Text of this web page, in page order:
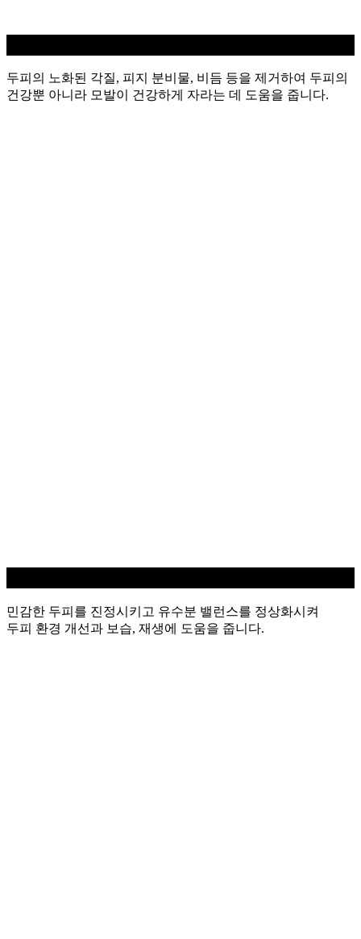
두피의 노화된 각질, 피지 분비물, 비듬 등을 제거하여 두피의
건강뿐 아니라 모발이 건강하게 자라는 데 도움을 줍니다.
민감한 두피를 진정시키고 유수분 밸런스를 정상화시켜
두피 환경 개선과 보습, 재생에 도움을 줍니다.